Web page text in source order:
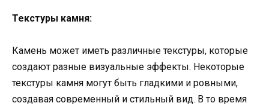
Текстуры камня:
Камень может иметь различные текстуры, которые
создают разные визуальные эффекты. Некоторые
текстуры камня могут быть гладкими и ровными,
создавая современный и стильный вид. В то время